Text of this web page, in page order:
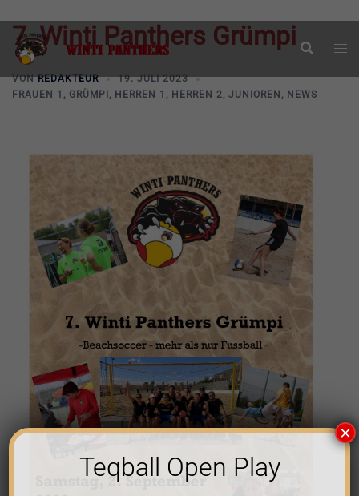
Zum
Inhalt
springen
Suche
7. Winti Panthers Grümpi
VONREDAKTEUR
19. JULI 2023
FRAUEN 1 , GRÜMPI , HERREN 1 , HERREN 2, JUNIOREN , NEWS
Teqball Open Play
×